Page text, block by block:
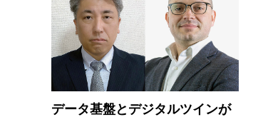
データ基盤とデジタルツインが